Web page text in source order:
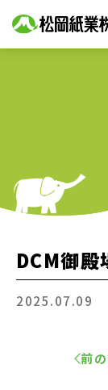
DCM御殿
2025.07.09
前